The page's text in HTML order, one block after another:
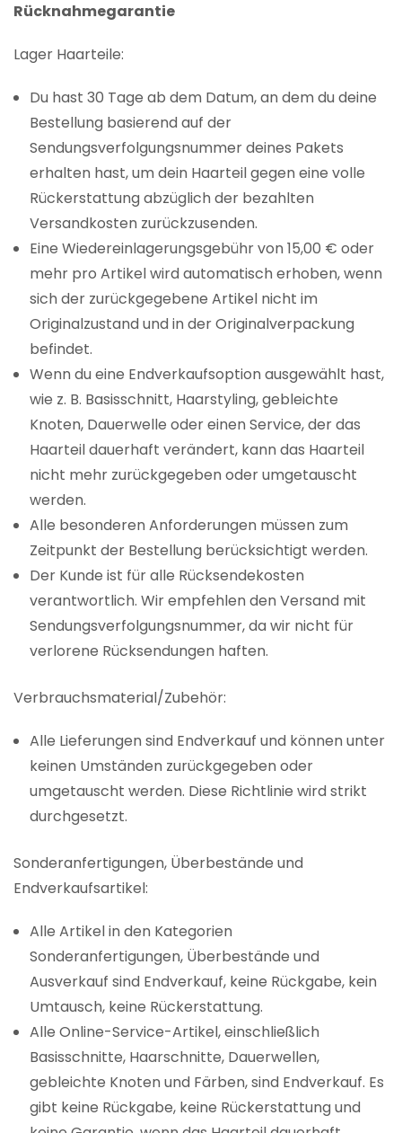
Rücknahmegarantie
Lager Haarteile:
Du hast 30 Tage ab dem Datum, an dem du deine
Bestellung basierend auf der
Sendungsverfolgungsnummer deines Pakets
erhalten hast, um dein Haarteil gegen eine volle
Rückerstattung abzüglich der bezahlten
Versandkosten zurückzusenden.
Eine Wiedereinlagerungsgebühr von 15,00 € oder
mehr pro Artikel wird automatisch erhoben, wenn
sich der zurückgegebene Artikel nicht im
Originalzustand und in der Originalverpackung
befindet.
Wenn du eine Endverkaufsoption ausgewählt hast,
wie z. B. Basisschnitt, Haarstyling, gebleichte
Knoten, Dauerwelle oder einen Service, der das
Haarteil dauerhaft verändert, kann das Haarteil
nicht mehr zurückgegeben oder umgetauscht
werden.
Alle besonderen Anforderungen müssen zum
Zeitpunkt der Bestellung berücksichtigt werden.
Der Kunde ist für alle Rücksendekosten
verantwortlich. Wir empfehlen den Versand mit
Sendungsverfolgungsnummer, da wir nicht für
verlorene Rücksendungen haften.
Verbrauchsmaterial/Zubehör:
Alle Lieferungen sind Endverkauf und können unter
keinen Umständen zurückgegeben oder
umgetauscht werden. Diese Richtlinie wird strikt
durchgesetzt.
Sonderanfertigungen, Überbestände und
Endverkaufsartikel:
Alle Artikel in den Kategorien
Sonderanfertigungen, Überbestände und
Ausverkauf sind Endverkauf, keine Rückgabe, kein
Umtausch, keine Rückerstattung.
Alle Online-Service-Artikel, einschließlich
Basisschnitte, Haarschnitte, Dauerwellen,
gebleichte Knoten und Färben, sind Endverkauf. Es
gibt keine Rückgabe, keine Rückerstattung und